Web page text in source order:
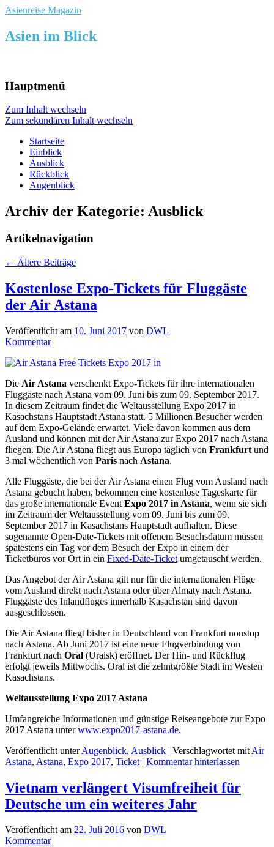
Asienreise Magazin
Asien im Blick
Hauptmenü
Zum Inhalt wechseln
Zum sekundären Inhalt wechseln
Startseite
Einblick
Ausblick
Rückblick
Augenblick
Archiv der Kategorie: Ausblick
Artikelnavigation
← Ältere Beiträge
Kostenlose Expo-Tickets für Fluggäste
der Air Astana
Veröffentlicht am 10. Juni 2017 von DWL
Kommentar
Die Air Astana verschenkt Expo-Tickets für ihre internationalen
Fluggäste nach Astana vom 09. Juni bis zum 09. September 2017.
In diesem Zeitraum findet die Weltausstellung Expo 2017 in
Kasachstans Hauptstadt Astana statt. 5 Millionen Besucher werden
auf dem Expo-Gelände erwartet. Viele davon kommen aus dem
Ausland und können mit der Air Astana zur Expo 2017 nach Astana
fliegen. Die Air Astana fliegt aus Europa täglich von Frankfurt und
3 mal wöchentlich von Paris nach Astana.
Alle Fluggäste, die bei der Air Astana einen Flug vom Ausland nach
Astana gebucht haben, bekommen eine kostenlose Tageskarte für
das große internationale Event Expo 2017 in Astana, wenn sie sich
im Zeitraum der Weltausstellung vom 09. Juni bis zum 09.
September 2017 in Kasachstans Hauptstadt aufhalten. Diese
sogenannte Open-Date-Tickets mit offenem Besuchsdatum müssen
spätestens ein Tag vor dem Besuch der Expo in einem der
Ticketbüros vor Ort in ein Fixed-Date-Ticket umgetauscht werden.
Das Angebot der Air Astana gilt nur für die internationalen Flüge
vom Ausland direkt nach Astana oder über Almaty nach Astana.
Fluggäste des Inlandfluges innerhalb Kasachstan sind davon
ausgeschlossen.
Die Air Astana fliegt bisher in Deutschland von Frankfurt nonstop
nach Astana. Ab Juni 2017 ist eine neue Flugverbindung von
Frankfurt nach Oral (Uralsk) eröffnet. Der Hin- und Rückflug
erfolgt jeweils Mittwochs. Oral ist die zehntgrößte Stadt im Westen
Kasachstans.
Weltausstellung Expo 2017 Astana
Umfangreiche Informationen und günstige Reiseangebote zur Expo
2017 Astana unterwww.expo2017-astana.de.
Veröffentlicht unter Augenblick, Ausblick | Verschlagwortet mit Air
Astana, Astana, Expo 2017, Ticket | Kommentar hinterlassen
Vietnam verlängert Visumfreiheit für
Deutsche um ein weiteres Jahr
Veröffentlicht am 22. Juli 2016 von DWL
Kommentar